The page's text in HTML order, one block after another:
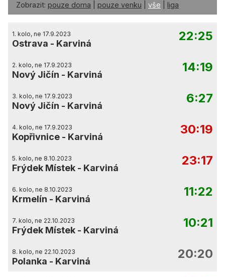
Zobrazit: pouze doma pouze venku vše liga
1. kolo, ne 17.9.2023
Ostrava - Karviná
22:25
2. kolo, ne 17.9.2023
Nový Jičín - Karviná
14:19
3. kolo, ne 17.9.2023
Nový Jičín - Karviná
6:27
4. kolo, ne 17.9.2023
Kopřivnice - Karviná
30:19
5. kolo, ne 8.10.2023
Frýdek Místek - Karviná
23:17
6. kolo, ne 8.10.2023
Krmelín - Karviná
11:22
7. kolo, ne 22.10.2023
Frýdek Místek - Karviná
10:21
8. kolo, ne 22.10.2023
Polanka - Karviná
20:20